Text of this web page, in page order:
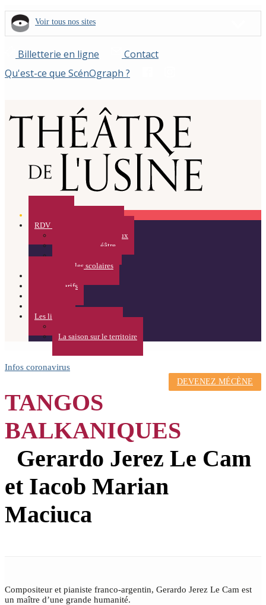
Voir tous nos sites
Billetterie en ligne
Contact
Qu'est-ce que ScénOgraph ?
RDV Curieux / Médiation
Rendez-vous Curieux
Visites du Théâtre
Pour les scolaires
Infos et Tarifs
Les lieux
La saison sur le territoire
Infos coronavirus
DEVENEZ MÉCÈNE
TANGOS
BALKANIQUES
Gerardo Jerez Le Cam
et Iacob Marian
Maciuca
Compositeur et pianiste franco-argentin, Gerardo Jerez Le Cam est
un maître d’une grande humanité.